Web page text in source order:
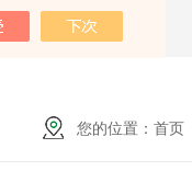
卡箍隔膜式压力变送器
您的位置： 首页